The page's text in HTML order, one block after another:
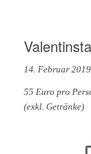
14. Februar
55 Euro pro
(exkl. Getränke)